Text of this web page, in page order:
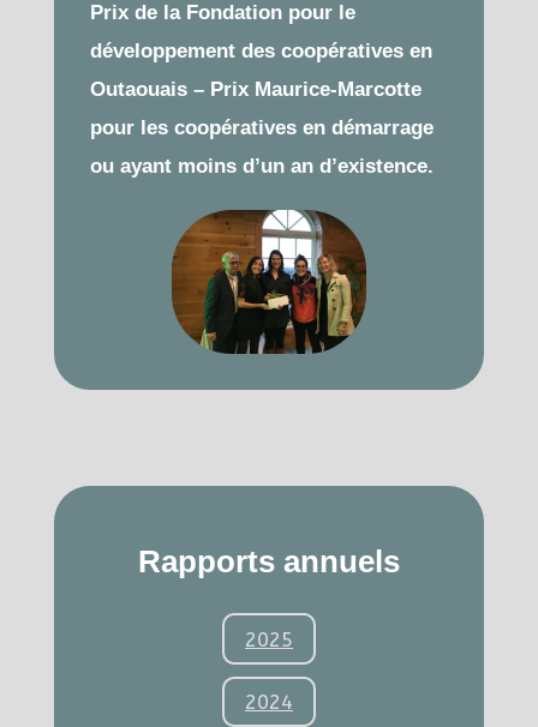
Prix de la Fondation pour le
développement des coopératives en
Outaouais – Prix Maurice-Marcotte
pour les coopératives en démarrage
ou ayant moins d’un an d’existence.
Rapports annuels
2025
2024